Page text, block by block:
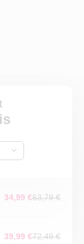
34,99 €63,79 €
39,99 €72,49 €